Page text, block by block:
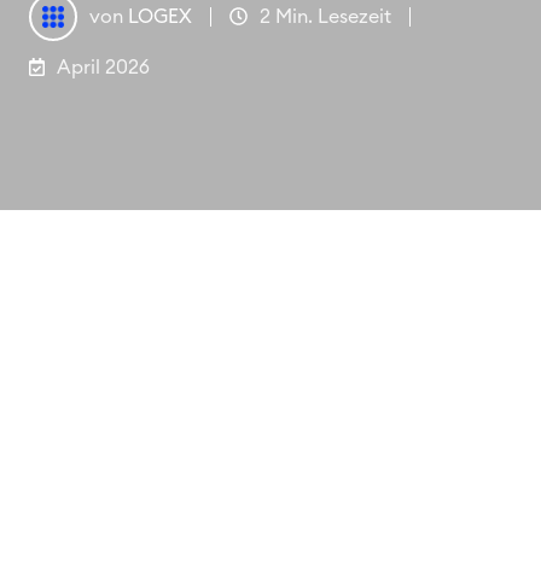
von LOGEX 2 Min. Lesezeit
April 2026